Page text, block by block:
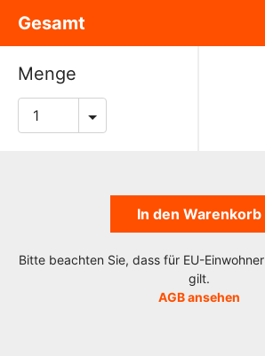
Gesamt
Menge
In den Warenkorb
Bitte beachten Sie, dass für EU-
gilt.
AGB ansehen